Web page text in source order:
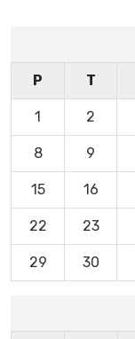
P T
1 2
8 9
15 16
22 23
29 30